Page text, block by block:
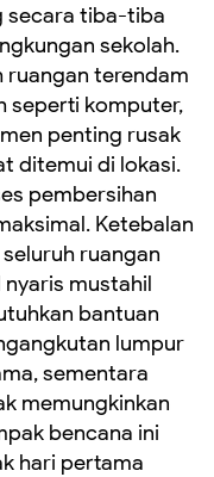
secara tiba-tiba
sekolah.
ruangan terendam
seperti komputer,
penting rusak
ditemui di lokasi.
pembersihan
Ketebalan
ruangan
mustahil
bantuan
lumpur
sementara
memungkinkan
bencana ini
hari pertama